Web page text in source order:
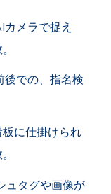
カメラで捉え
後での、指名検
板に仕掛けられ
ュタグや画像が